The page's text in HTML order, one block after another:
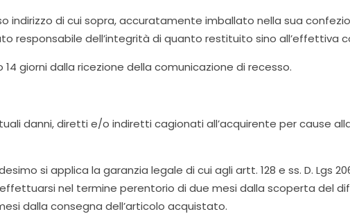
di cui sopra, accuratamente imballato nella sua
responsabile dell’integrità di quanto restituito sino all’effettiva
giorni dalla ricezione della comunicazione di recesso.
danni, diretti e/o indiretti cagionati all’acquirente per cause
si applica la garanzia legale di cui agli artt. 128 e ss. D.
nel termine perentorio di due mesi dalla scoperta del
dalla consegna dell’articolo acquistato.